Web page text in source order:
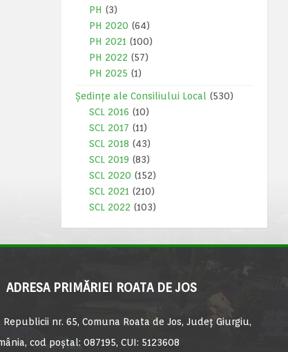
PH (3)
PH 2020 (64)
PH 2021 (100)
PH 2022 (57)
PH 2025 (1)
Ședințe ale Consiliului Local
(530)
SCL 2016 (10)
SCL 2017 (11)
SCL 2018 (43)
SCL 2019 (83)
SCL 2020 (152)
SCL 2021 (210)
SCL 2022 (103)
ADRESA PRIMĂRIEI ROATA DE JOS
Republicii nr. 65, Comuna Roata de Jos, Județ Giurgiu,
cod poștal: 087195, CUI: 5123608